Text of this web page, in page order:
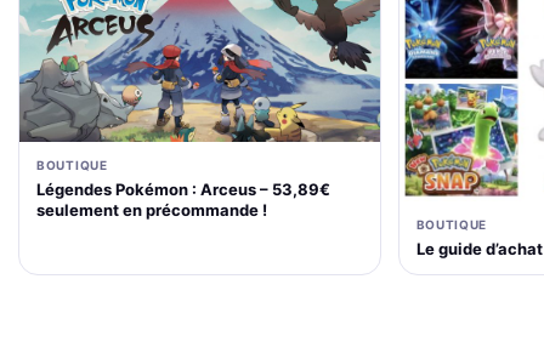
BOUTIQUE
Légendes Pokémon : Arceus – 53,89€
seulement en précommande !
BOUTIQUE
Le guide